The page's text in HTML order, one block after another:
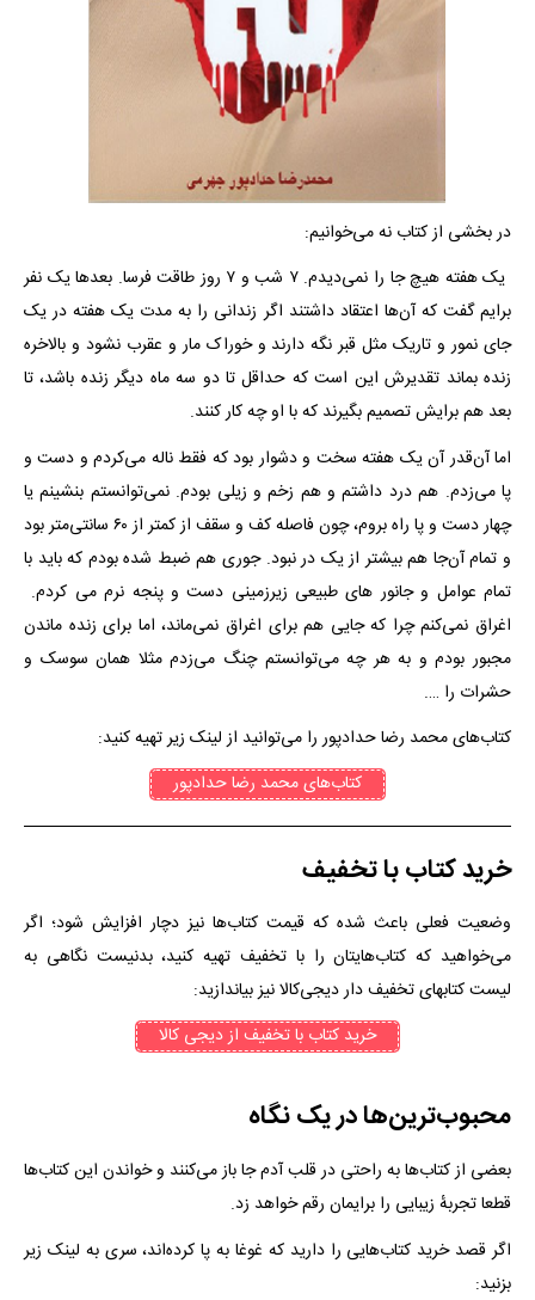
در بخشی از کتاب نه می‌خوانیم:
یک هفته هیچ جا را نمی‌دیدم. ۷ شب و ۷ روز طاقت فرسا. بعدها یک نفر
برایم گفت که آن‌ها اعتقاد داشتند اگر زندانی را به مدت یک هفته در یک
جای نمور و تاریک مثل قبر نگه دارند و خوراک مار و عقرب نشود و بالاخره
زنده بماند تقدیرش این است که حداقل تا دو سه ماه دیگر زنده باشد، تا
بعد هم برایش تصمیم بگیرند که با او چه کار کنند.
اما آن‌قدر آن یک هفته سخت و دشوار بود که فقط ناله می‌کردم و دست و
پا می‌زدم. هم درد داشتم و هم زخم و زیلی بودم. نمی‌توانستم بنشینم یا
چهار دست و پا راه بروم، چون فاصله کف و سقف از کمتر از ۶۰ سانتی‌متر بود
و تمام آن‌جا هم بیشتر از یک در نبود. جوری هم ضبط شده بودم که باید با
تمام عوامل و جانور های طبیعی زیرزمینی دست و پنجه نرم می کردم.
اغراق نمی‌کنم چرا که جایی هم برای اغراق نمی‌ماند، اما برای زنده ماندن
مجبور بودم و به هر چه می‌توانستم چنگ می‌زدم مثلا همان سوسک و
حشرات را ….
کتاب‌های محمد رضا حدادپور را می‌توانید از لینک زیر تهیه کنید:
کتاب‌های محمد رضا حدادپور
خرید کتاب با تخفیف
وضعیت فعلی باعث شده که قیمت کتاب‌ها نیز دچار افزایش شود؛ اگر
می‌خواهید که کتاب‌هایتان را با تخفیف تهیه کنید، بدنیست نگاهی به
لیست کتابهای تخفیف دار دیجی‌کالا نیز بیاندازید:
خرید کتاب با تخفیف از دیجی کالا
محبوب‌ترین‌ها در یک نگاه
بعضی از کتاب‌ها به راحتی در قلب آدم جا باز می‌کنند و خواندن این کتاب‌ها
قطعا تجربهٔ زیبایی را برایمان رقم خواهد زد.
اگر قصد خرید کتاب‌هایی را دارید که غوغا به پا کرده‌اند، سری به لینک زیر
بزنید: